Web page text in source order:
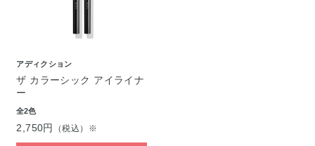
アディクション
ザ カラーシック アイライナ
ー
全2色
2,750円 （税込）※